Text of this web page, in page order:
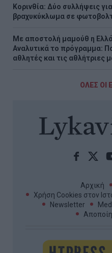
Κορινθία: Δύο συλλήψεις
βραχυκύκλωμα σε
Με αποστολή μαμούθ η
Αναλυτικά το πρόγραμμα:
αθλητές και τις αθλήτριες
ΟΛΕΣ ΟΙ
Αρχική
Χρήση Cookies στον
Newsletter